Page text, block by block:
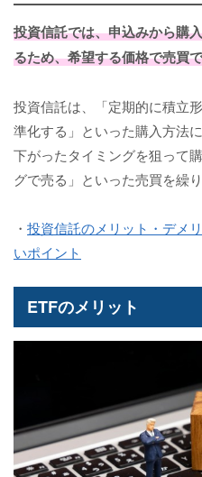
投資信託では、申込みから購
るため、希望する価格で売買
投資信託は、「定期的に積立
準化する」といった購入方法
下がったタイミングを狙って
グで売る」といった売買を繰
・ 投資信託のメリット・デメ
いポイント
ETFのメリット